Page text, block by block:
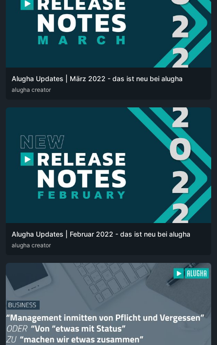
Alugha Updates | März 2022 - das ist neu bei alugha
DEU ENG
alugha creator
Alugha Updates | Februar 2022 - das ist neu bei alugha
DEU ENG
alugha creator